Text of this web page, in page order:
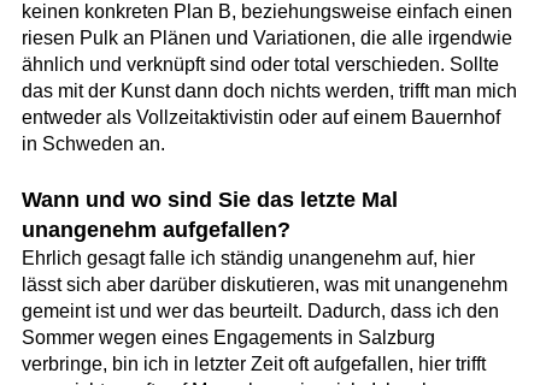
keinen konkreten Plan B, beziehungsweise einfach einen
riesen Pulk an Plänen und Variationen, die alle irgendwie
ähnlich und verknüpft sind oder total verschieden. Sollte
das mit der Kunst dann doch nichts werden, trifft man mich
entweder als Vollzeitaktivistin oder auf einem Bauernhof
in Schweden an.
Wann und wo sind Sie das letzte Mal
unangenehm aufgefallen?
Ehrlich gesagt falle ich ständig unangenehm auf, hier
lässt sich aber darüber diskutieren, was mit unangenehm
gemeint ist und wer das beurteilt. Dadurch, dass ich den
Sommer wegen eines Engagements in Salzburg
verbringe, bin ich in letzter Zeit oft aufgefallen, hier trifft